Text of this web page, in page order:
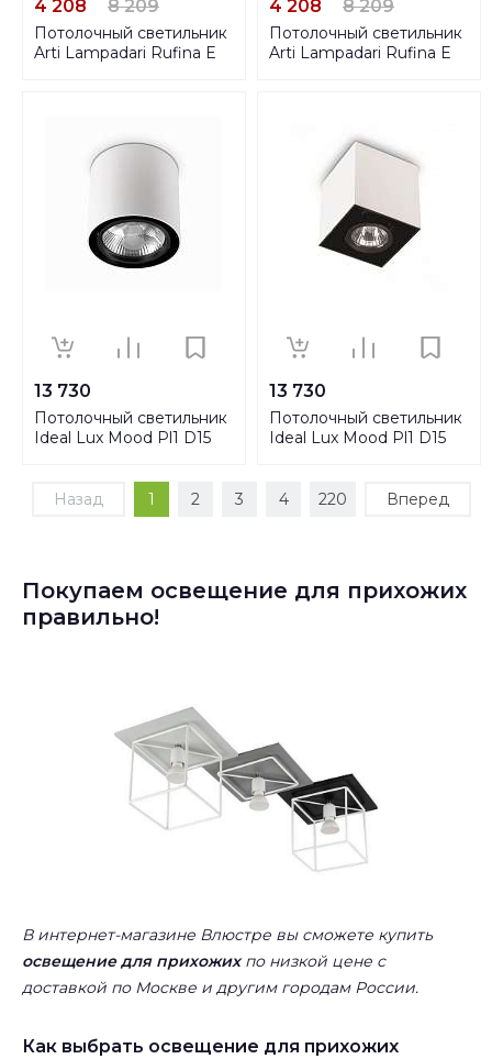
4 208 8 209
Потолочный светильник
Arti Lampadari Rufina E
4 208 8 209
Потолочный светильник
Arti Lampadari Rufina E
13 730
Потолочный светильник
Ideal Lux Mood Pl1 D15
13 730
Потолочный светильник
Ideal Lux Mood Pl1 D15
Назад 1 2 3 4 220 Вперед
Покупаем освещение для прихожих
правильно!
В интернет-магазине Влюстре вы сможете купить
освещение для прихожихпо низкой цене с
доставкой по Москве и другим городам России.
Как выбрать освещение для прихожих